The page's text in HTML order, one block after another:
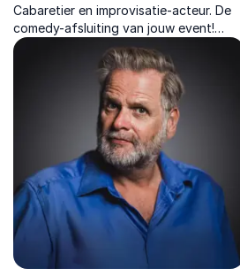
Cabaretier en improvisatie-acteur. De
comedy-afsluiting van jouw event!
Interactief, muzikaal en 100% op maat.